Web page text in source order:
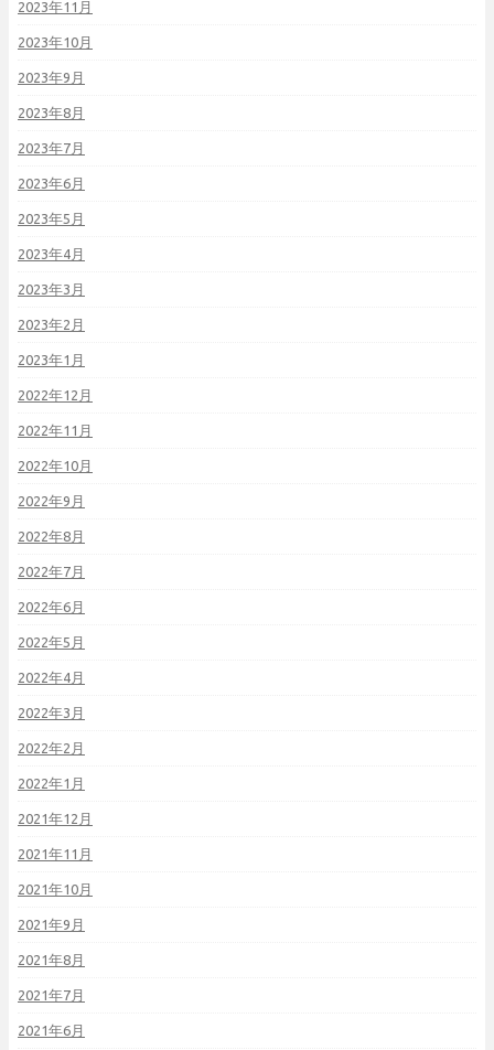
2023年11月
2023年10月
2023年9月
2023年8月
2023年7月
2023年6月
2023年5月
2023年4月
2023年3月
2023年2月
2023年1月
2022年12月
2022年11月
2022年10月
2022年9月
2022年8月
2022年7月
2022年6月
2022年5月
2022年4月
2022年3月
2022年2月
2022年1月
2021年12月
2021年11月
2021年10月
2021年9月
2021年8月
2021年7月
2021年6月